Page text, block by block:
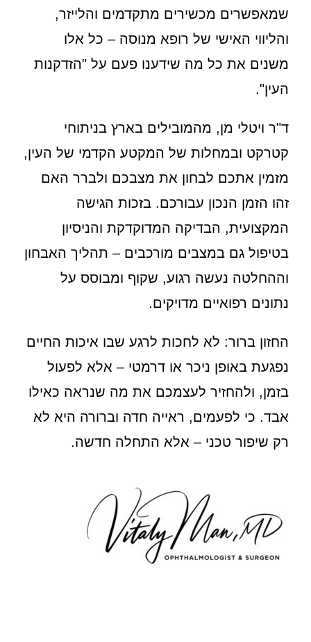
שמאפשרים מכשירים מתקדמים והלייזר,
והליווי האישי של רופא מנוסה – כל אלו
משנים את כל מה שידענו פעם על "הזדקנות
העין".
ד"ר ויטלי מן, מהמובילים בארץ בניתוחי
קטרקט ובמחלות של המקטע הקדמי של העין,
מזמין אתכם לבחון את מצבכם ולברר האם
זהו הזמן הנכון עבורכם. בזכות הגישה
המקצועית, הבדיקה המדוקדקת והניסיון
בטיפול גם במצבים מורכבים – תהליך האבחון
וההחלטה נעשה רגוע, שקוף ומבוסס על
נתונים רפואיים מדויקים.
החזון ברור: לא לחכות לרגע שבו איכות החיים
נפגעת באופן ניכר או דרמטי – אלא לפעול
בזמן, ולהחזיר לעצמכם את מה שנראה כאילו
אבד. כי לפעמים, ראייה חדה וברורה היא לא
רק שיפור טכני – אלא התחלה חדשה.